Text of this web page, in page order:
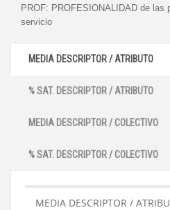
PROF: PROFESIONALIDAD de las
servicio
MEDIA DESCRIPTOR / ATRIBUTO
% SAT. DESCRIPTOR / ATRIBUTO
MEDIA DESCRIPTOR / COLECTIVO
% SAT. DESCRIPTOR / COLECTIVO
MEDIA DESCRIPTOR /